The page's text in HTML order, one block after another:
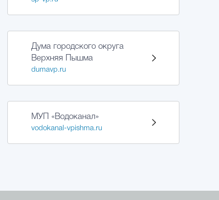
Дума городского округа
Верхняя Пышма
dumavp.ru
МУП «Водоканал»
vodokanal-vpishma.ru